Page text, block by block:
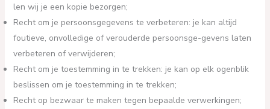
len wij je een kopie bezorgen;
Recht om je persoonsgegevens te verbeteren: je kan altijd
foutieve, onvolledige of verouderde persoonsge-gevens laten
verbeteren of verwijderen;
Recht om je toestemming in te trekken: je kan op elk ogenblik
beslissen om je toestemming in te trekken;
Recht op bezwaar te maken tegen bepaalde verwerkingen;